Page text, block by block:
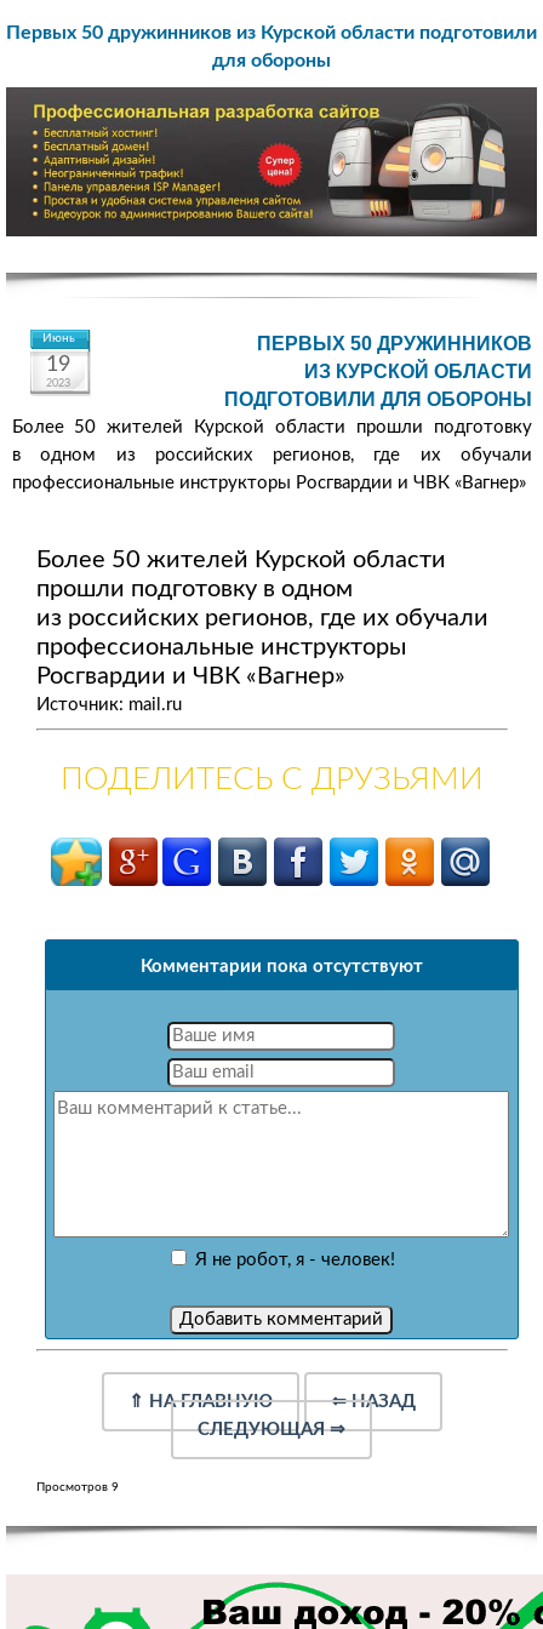
Первых 50 дружинников из Курской области подготовили
для обороны
Июнь
19
2023
ПЕРВЫХ 50 ДРУЖИННИКОВ
ИЗ КУРСКОЙ ОБЛАСТИ
ПОДГОТОВИЛИ ДЛЯ ОБОРОНЫ
Более 50 жителей Курской области прошли подготовку
в одном из российских регионов, где их обучали
профессиональные инструкторы Росгвардии и ЧВК «Вагнер»
Более 50 жителей Курской области
прошли подготовку в одном
из российских регионов, где их обучали
профессиональные инструкторы
Росгвардии и ЧВК «Вагнер»
Источник: mail.ru
ПОДЕЛИТЕСЬ С ДРУЗЬЯМИ
Комментарии пока отсутствуют
Я не робот, я - человек!
⇑ НА ГЛАВНУЮ ⇐НАЗАД
СЛЕДУЮЩАЯ⇒
Просмотров 9